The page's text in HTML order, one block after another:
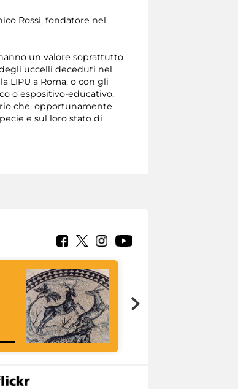
Rossi, fondatore nel
un valore soprattutto
uccelli deceduti nel
LIPU a Roma, o con gli
o espositivo-educativo,
che, opportunamente
e sul loro stato di